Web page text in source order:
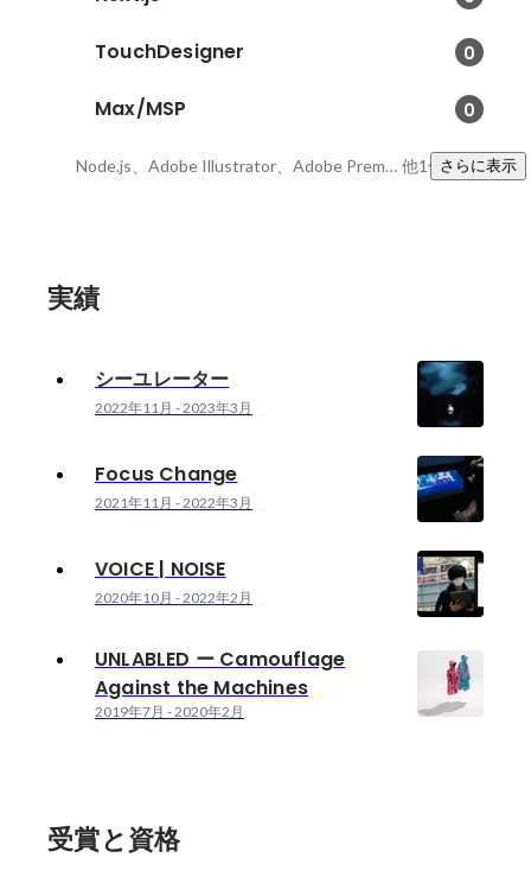
TouchDesigner 0
Max/MSP 0
Node.js、Adobe Illustrator、Adobe Premiere Pro 他1件さらに表示
実績
シーユレーター
2022年11月 -2023年3月
Focus Change
2021年11月 -2022年3月
VOICE | NOISE
2020年10月 -2022年2月
UNLABLED ー Camouflage
Against the Machines
2019年7月 -2020年2月
受賞と資格